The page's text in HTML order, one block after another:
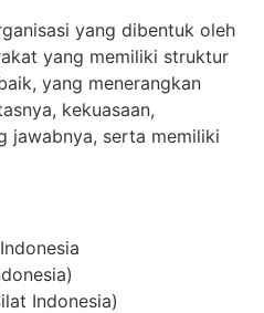
yang dibentuk oleh
yang memiliki struktur
yang menerangkan
kekuasaan,
jawabnya, serta memiliki
Indonesia)